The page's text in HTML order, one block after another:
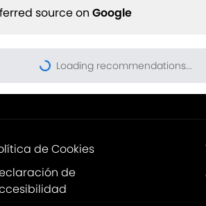
source on Google